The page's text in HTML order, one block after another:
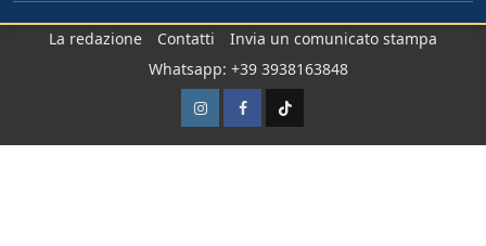
La redazione Contatti
Invia un comunicato stampa
Whatsapp: +39 3938163848
InstagramFacebook
TikTok